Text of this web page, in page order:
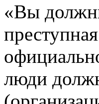
«Вы
люди